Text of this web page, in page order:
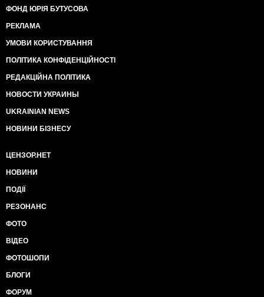
ФОНД ЮРІЯ БУТУСОВА
РЕКЛАМА
УМОВИ КОРИСТУВАННЯ
ПОЛІТИКА КОНФІДЕНЦІЙНОСТІ
РЕДАКЦІЙНА ПОЛІТИКА
НОВОСТИ УКРАИНЫ
UKRAINIAN NEWS
НОВИНИ БІЗНЕСУ
ЦЕНЗОР.НЕТ
НОВИНИ
ПОДІЇ
РЕЗОНАНС
ФОТО
ВІДЕО
ФОТОШОПИ
БЛОГИ
ФОРУМ